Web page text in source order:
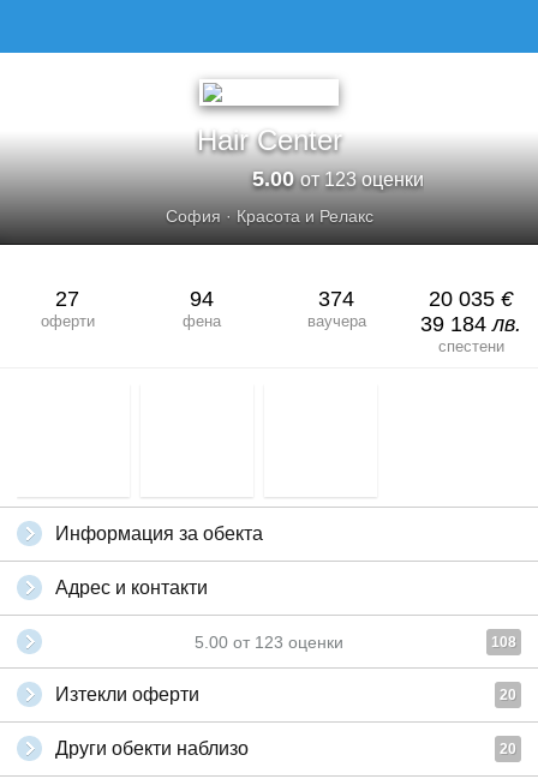
Hair Center
5.00от 123 оценки
София· Красота и Релакс
27
оферти
94
фена
374
ваучера
20 035 €
39 184лв.
спестени
Информация за обекта
Адрес и контакти
5.00 от 123 оценки 108
Изтекли оферти 20
Други обекти наблизо 20